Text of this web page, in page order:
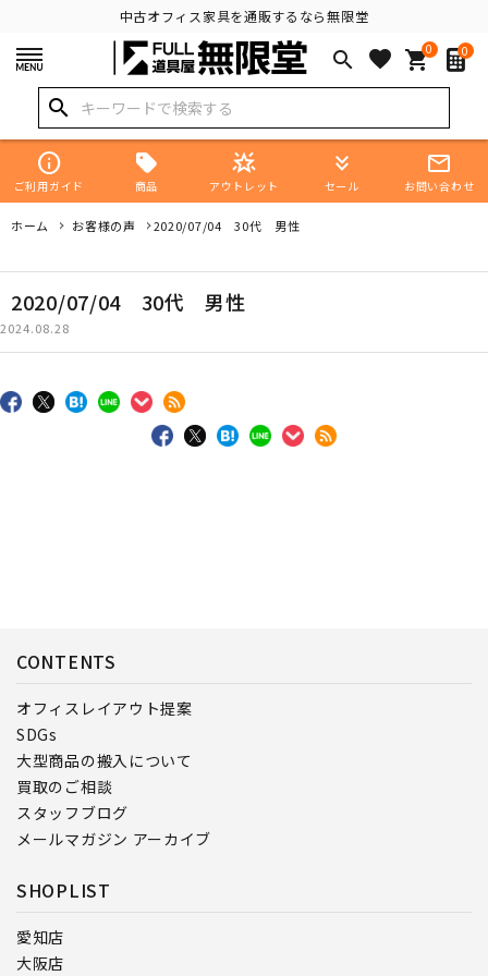
中古オフィス家具を通販するなら無限堂
search favorite 0
shopping_cart 0
search
info
ご利用ガイド 商品
star_shine
アウトレット
keyboard_double_arrow_down
セール
mail_outline
お問い合わせ
ホーム お客様の声 2020/07/04 30代 男性
2020/07/04 30代 男性
2024.08.28
CONTENTS
オフィスレイアウト提案
SDGs
大型商品の搬入について
買取のご相談
スタッフブログ
メールマガジン アーカイブ
SHOPLIST
愛知店
大阪店